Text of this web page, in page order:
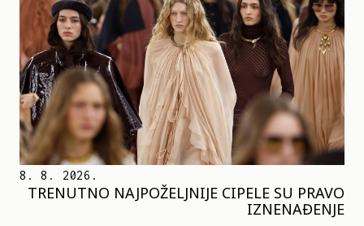
8. 8. 2026.
TRENUTNO NAJPOŽELJNIJE CIPELE SU PRAVO
IZNENAĐENJE